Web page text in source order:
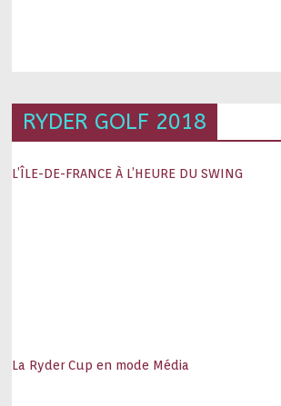
RYDER GOLF 2018
L’ÎLE-DE-FRANCE À L’HEURE DU SWING
La Ryder Cup en mode Média